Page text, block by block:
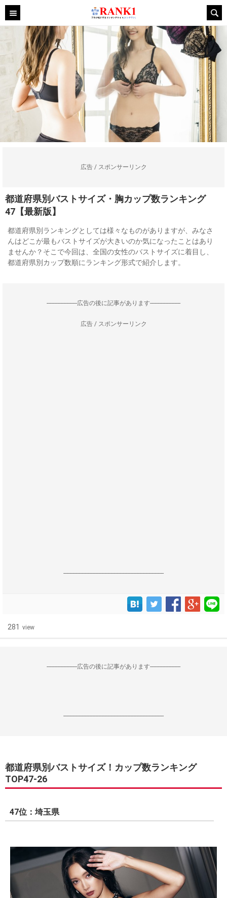
広告 / スポンサーリンク
都道府県別バストサイズ・胸カップ数ランキング
47【最新版】
都道府県別ランキングとしては様々なものがありますが、みなさ
んはどこが最もバストサイズが大きいのか気になったことはあり
ませんか？そこで今回は、全国の女性のバストサイズに着目し、
都道府県別カップ数順にランキング形式で紹介します。
--------------------広告の後に記事があります--------------------
広告 / スポンサーリンク
------------------------------------------------------------------
281 view
--------------------広告の後に記事があります--------------------
------------------------------------------------------------------
都道府県別バストサイズ！カップ数ランキング
TOP47-26
47位：埼玉県